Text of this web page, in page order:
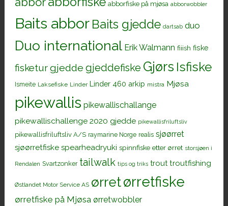
abborfiske på mjøsa abborwobbler
Baits abbor Baits gjedde dartsab duo
Duo international Erik Walmann fiiish fiske
fisketurgjedde gjeddefiske Gjørs Isfiske
Ismeite Laksefiske Linder Linder 460 arkip mistra Mjøsa
pikewallis pikewallischallange
pikewallischallenge 2020 gjedde pikewallisfriluftsliv
pikewallisfriluftsliv A/S raymarine Norge realis sjøørret
sjøørretfiske spearheadryuki spinnfiske etter ørret storsjøen i
Rendalen Svartzonker tailwalk tips og triks trout troutfishing
Østlandet Motor Service AS ørretørretfiske
ørretfiske på Mjøsa ørretwobbler